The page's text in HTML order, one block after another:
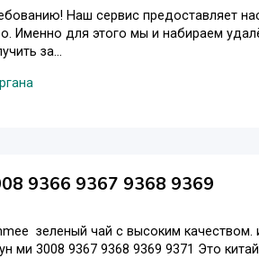
Наш сервис предоставляет
Именно для этого мы и набираем
за...
9366 9367 9368 9369
зеленый чай с высоким качеством.
ми 3008 9367 9368 9369 9371 Это